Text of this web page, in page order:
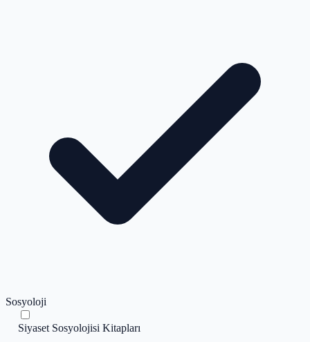
Sosyoloji
Siyaset Sosyolojisi Kitapları